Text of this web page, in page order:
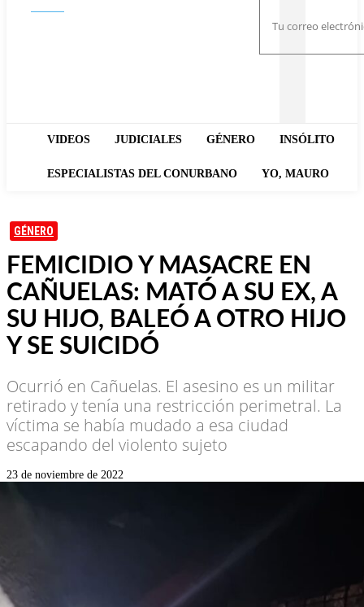
VIDEOS JUDICIALES GÉNERO INSÓLITO
ESPECIALISTAS DEL CONURBANO YO, MAURO
GÉNERO
FEMICIDIO Y MASACRE EN
CAÑUELAS: MATÓ A SU EX, A
SU HIJO, BALEÓ A OTRO HIJO
Y SE SUICIDÓ
Ocurrió en Cañuelas. El asesino es un militar
retirado y tenía una restricción perimetral. La
víctima se había mudado a esa ciudad
escapando del violento sujeto
23 de noviembre de 2022